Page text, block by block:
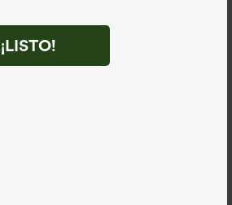
¡LISTO!